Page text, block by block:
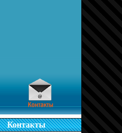
Контакты